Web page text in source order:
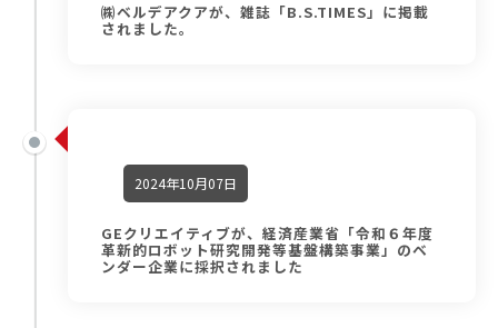
㈱ベルデアクアが、雑誌「B.S.TIMES」に掲載
されました。
2024年10月07日
GEクリエイティブが、経済産業省「令和６年度
革新的ロボット研究開発等基盤構築事業」のベ
ンダー企業に採択されました